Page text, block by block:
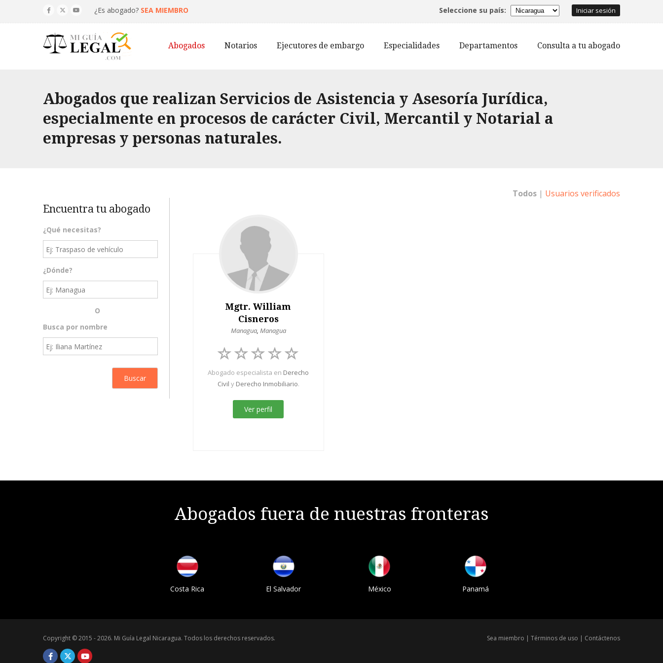
¿Es abogado? SEA MIEMBRO Iniciar sesión
Seleccione su país:
Abogados Notarios Ejecutores de embargo Especialidades Departamentos Consulta a tu abogado
Abogados que realizan Servicios de Asistencia y Asesoría Jurídica,
especialmente en procesos de carácter Civil, Mercantil y Notarial a
empresas y personas naturales.
Encuentra tu abogado
¿Qué necesitas?
¿Dónde?
O
Busca por nombre
Todos| Usuarios verificados
Mgtr. William
Cisneros
Managua, Managua
Abogado especialista en Derecho
Civil y Derecho Inmobiliario.
Ver perfil
Abogados fuera de nuestras fronteras
Costa Rica El Salvador México Panamá
Copyright © 2015 - 2026. Mi Guía Legal Nicaragua. Todos los derechos reservados. Sea miembro | Términos de uso | Contáctenos